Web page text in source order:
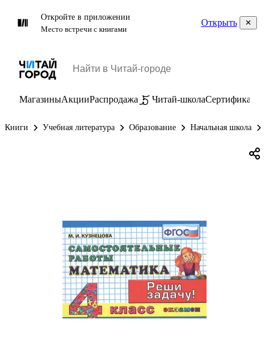
Откройте в приложении
Место встречи с книгами
Открыть
МагазиныАкцииРаспродажа Читай-школаСертификаты
Книги Учебная литература Образование Начальная школа